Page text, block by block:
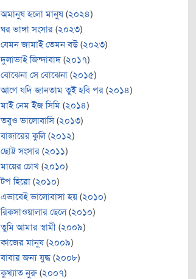
অমানুষ হলো মানুষ(২০২৪)
ঘর ভাঙ্গা সংসার (২০২৩)
যেমন জামাই তেমন বউ(২০২৩)
দুলাভাই জিন্দাবাদ (২০১৭)
বোঝেনা সে বোঝেনা (২০১৫)
আগে যদি জানতাম তুই হবি পর (২০১৪)
মাই নেম ইজ সিমি (২০১৪)
তবুও ভালোবাসি(২০১৩)
বাজারের কুলি(২০১২)
ছোট্ট সংসার (২০১১)
মায়ের চোখ (২০১০)
টপ হিরো (২০১০)
এভাবেই ভালোবাসা হয় (২০১০)
রিকসাওয়ালার ছেলে(২০১০)
তুমি আমার স্বামী (২০০৯)
কাজের মানুষ(২০০৯)
বাবার জন্য যুদ্ধ (২০০৮)
কুখ্যাত নুরু (২০০৭)